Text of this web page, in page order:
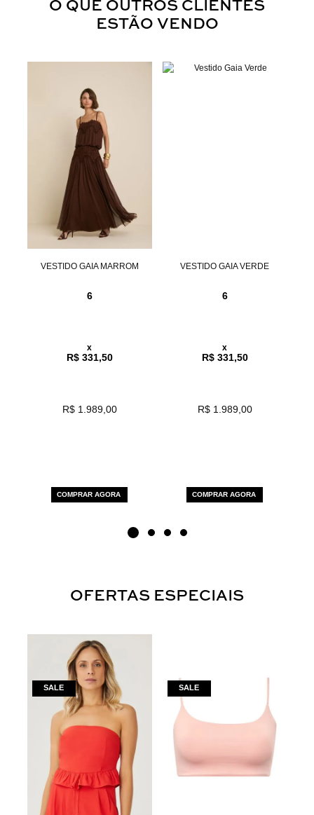
O QUE OUTROS CLIENTES
ESTÃO VENDO
VESTIDO GAIA MARROM
6
x
R$ 331,50
R$ 1.989,00
COMPRAR AGORA
VESTIDO GAIA VERDE
6
x
R$ 331,50
R$ 1.989,00
COMPRAR AGORA
OFERTAS ESPECIAIS